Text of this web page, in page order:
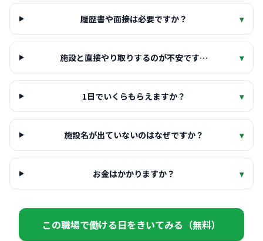
履歴書や面接は必要ですか？ ▾
施設と直接やり取りするのが不安です… ▾
1日でいくらもらえますか？ ▾
施設名が出ていないのはなぜですか？ ▾
お金はかかりますか？ ▾
この職場で働ける日をきいてみる（無料）